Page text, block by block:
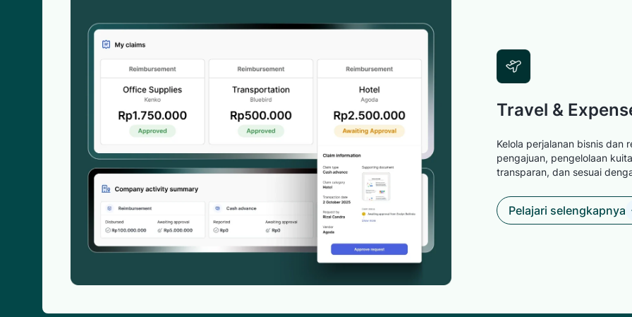
Travel &
Kelola perjalanan bisnis dan
pengajuan, pengelolaan
transparan, dan sesuai
Pelajari selengkapnya